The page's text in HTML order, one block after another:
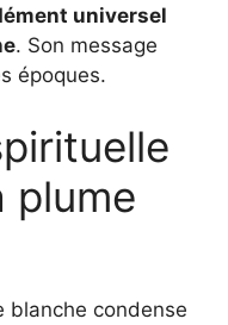
universel
. Son message
époques.
plume
blanche condense